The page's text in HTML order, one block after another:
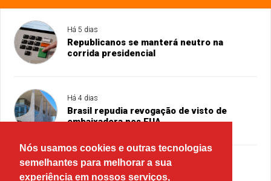
Nós usamos cookies e outras tecnologias
semelhantes para melhorar a sua
experiência em nossos serviços,
Há 5 dias
Republicanos se manterá neutro na
corrida presidencial
Há 4 dias
Brasil repudia revogação de visto de
embaixadora nos EUA
Há 4 dias